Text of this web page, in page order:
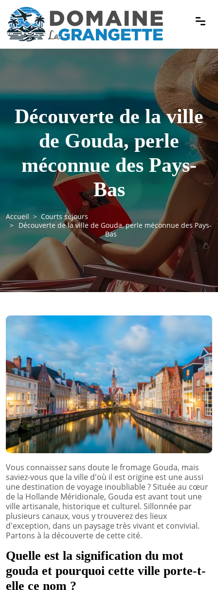
Découverte de la ville
de Gouda, perle
méconnue des Pays-
Bas
Accueil
Courts séjours
Découverte de la ville de Gouda, perle méconnue des Pays-
Bas
Vous connaissez sans doute le fromage Gouda, mais
saviez-vous que la ville d'où il est origine est une aussi
une destination de voyage inoubliable ? Située au cœur
de la Hollande Méridionale, Gouda est avant tout une
ville artisanale, historique et culturel. Sillonnée par
plusieurs canaux, vous y trouverez des lieux
d'exception, dans un paysage très vivant et convivial.
Partons à la découverte de cette cité.
Quelle est la signification du mot
gouda et pourquoi cette ville porte-t-
elle ce nom ?